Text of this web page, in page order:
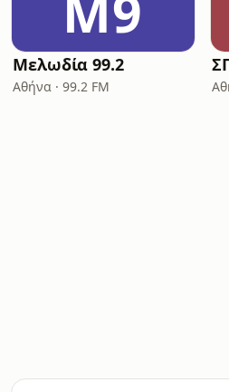
Μελωδία 99.2
Αθήνα · 99.2 FM